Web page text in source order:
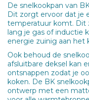
De snelkookpan van
Dit zorgt ervoor dat je
temperatuur komt. Dit
lang je gas of inductie
energie zuinig aan het
Ook behoud de
afsluitbare deksel kan
ontsnappen zodat je
koken. De BK
ontwerp met een